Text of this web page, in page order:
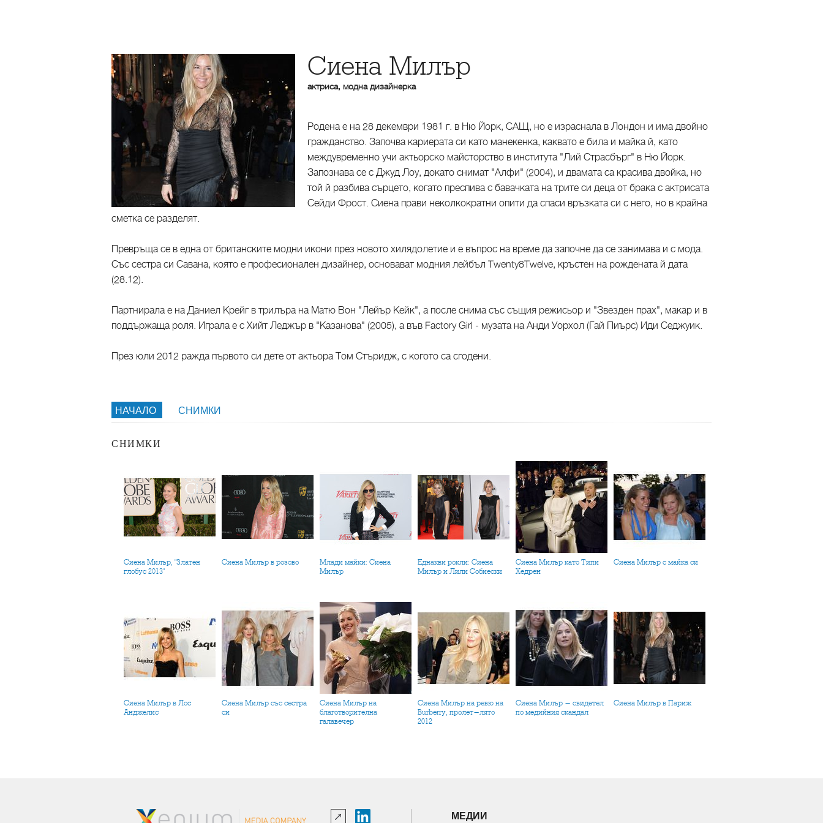
Сиена Милър
актриса, модна дизайнерка
Родена е на 28 декември 1981 г. в Ню Йорк, САЩ, но е израснала в Лондон и има двойно
гражданство. Започва кариерата си като манекенка, каквато е била и майка й, като
междувременно учи актьорско майсторство в института "Лий Страсбърг" в Ню Йорк.
Запознава се с Джуд Лоу, докато снимат "Алфи" (2004), и двамата са красива двойка, но
той й разбива сърцето, когато преспива с бавачката на трите си деца от брака с актрисата
Сейди Фрост. Сиена прави неколкократни опити да спаси връзката си с него, но в крайна
сметка се разделят.
Превръща се в една от британските модни икони през новото хилядолетие и е въпрос на време да започне да се занимава и с мода.
Със сестра си Савана, която е професионален дизайнер, основават модния лейбъл Twenty8Twelve, кръстен на рождената й дата
(28.12).
Партнирала е на Даниел Крейг в трилъра на Матю Вон "Лейър Кейк", а после снима със същия режисьор и "Звезден прах", макар и в
поддържаща роля. Играла е с Хийт Леджър в "Казанова" (2005), а във Factory Girl - музата на Анди Уорхол (Гай Пиърс) Иди Седжуик.
През юли 2012 ражда първото си дете от актьора Том Стъридж, с когото са сгодени.
НАЧАЛО СНИМКИ
СНИМКИ
Сиена Милър, "Златен
глобус 2013"
Сиена Милър в розово
Млади майки: Сиена
Милър
Еднакви рокли: Сиена
Милър и Лили Собиески
Сиена Милър като Типи
Хедрен
Сиена Милър с майка си
Сиена Милър в Лос
Анджелис
Сиена Милър със сестра
си
Сиена Милър на
благотворителна
галавечер
Сиена Милър на ревю на
Burberry, пролет-лято
2012
Сиена Милър - свидетел
по медийния скандал
Сиена Милър в Париж
МЕДИИ